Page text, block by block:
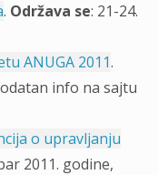
. Održava se: 21-24.
ANUGA 2011.
info na sajtu
o upravljanju
2011. godine,